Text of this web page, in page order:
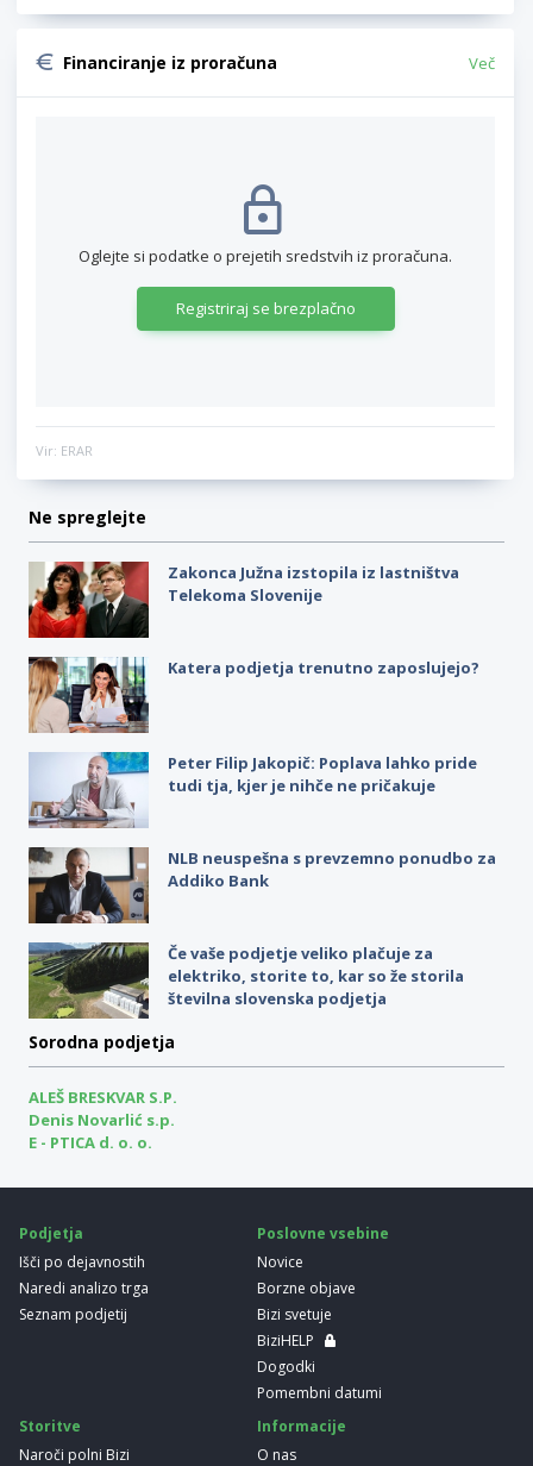
Financiranje iz proračuna Več
Oglejte si podatke o prejetih sredstvih iz proračuna.
Registriraj se brezplačno
Vir: ERAR
Ne spreglejte
Zakonca Južna izstopila iz lastništva
Telekoma Slovenije
Katera podjetja trenutno zaposlujejo?
Peter Filip Jakopič: Poplava lahko pride
tudi tja, kjer je nihče ne pričakuje
NLB neuspešna s prevzemno ponudbo za
Addiko Bank
Če vaše podjetje veliko plačuje za
elektriko, storite to, kar so že storila
številna slovenska podjetja
Sorodna podjetja
ALEŠ BRESKVAR S.P.
Denis Novarlić s.p.
E - PTICA d. o. o.
Podjetja
Išči po dejavnostih
Naredi analizo trga
Seznam podjetij
Poslovne vsebine
Novice
Borzne objave
Bizi svetuje
BiziHELP
Dogodki
Pomembni datumi
Storitve
Naroči polni Bizi
Informacije
O nas